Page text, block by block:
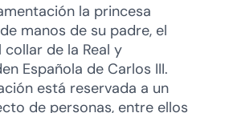
la princesa
manos de su padre, el
collar de la Real y
Española de Carlos III.
está reservada a un
de personas, entre ellos